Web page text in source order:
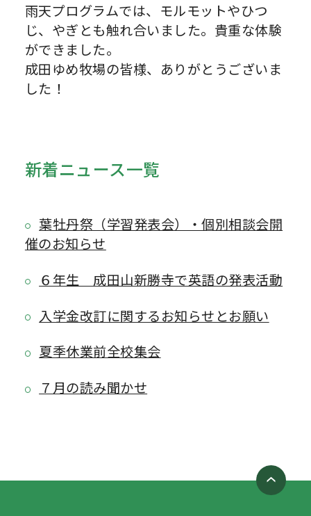
雨天プログラムでは、モルモットやひつ
じ、やぎとも触れ合いました。貴重な体験
ができました。
成田ゆめ牧場の皆様、ありがとうございま
した！
新着ニュース一覧
葉牡丹祭（学習発表会）・個別相談会開
催のお知らせ
６年生 成田山新勝寺で英語の発表活動
入学金改訂に関するお知らせとお願い
夏季休業前全校集会
７月の読み聞かせ